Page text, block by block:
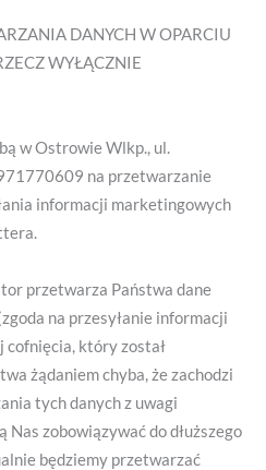
DANYCH W OPARCIU
WYŁĄCZNIE
w Ostrowie Wlkp., ul.
na przetwarzanie
informacji marketingowych
przetwarza Państwa dane
na przesyłanie informacji
cofnięcia, który został
żądaniem chyba, że zachodzi
tych danych z uwagi
zobowiązywać do dłuższego
będziemy przetwarzać